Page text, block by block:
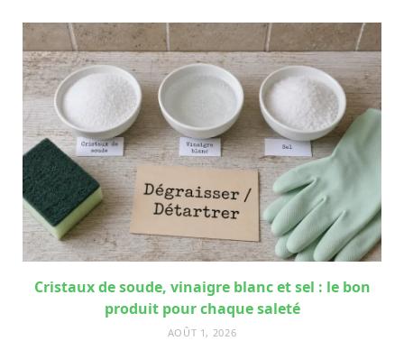
Cristaux de soude, vinaigre blanc et sel : le bon
produit pour chaque saleté
AOÛT 1, 2026